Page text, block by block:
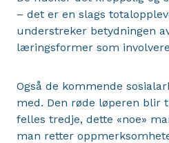
– det er en slags
understreker betydningen
læringsformer som
Også de kommende
med. Den røde løperen blir
felles tredje, dette «noe»
man retter